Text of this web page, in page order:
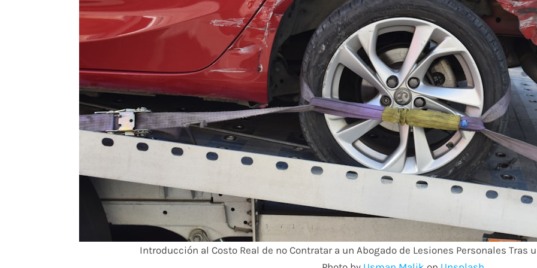
Introducción al Costo Real de no Contratar a un Abogado de Lesiones Personales